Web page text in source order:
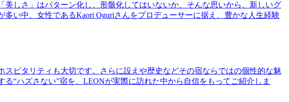
しさ」はパターン化し、形骸化してはいないか、そんな思いから、新しいグ
い中、女性であるKaori Oguriさんをプロデューサーに据え、豊かな人生経験
ピタリティも大切です。さらに設えや歴史などその宿ならではの個性的な魅
“ハズさない”宿を、LEONが実際に訪れた中から自信をもってご紹介しま